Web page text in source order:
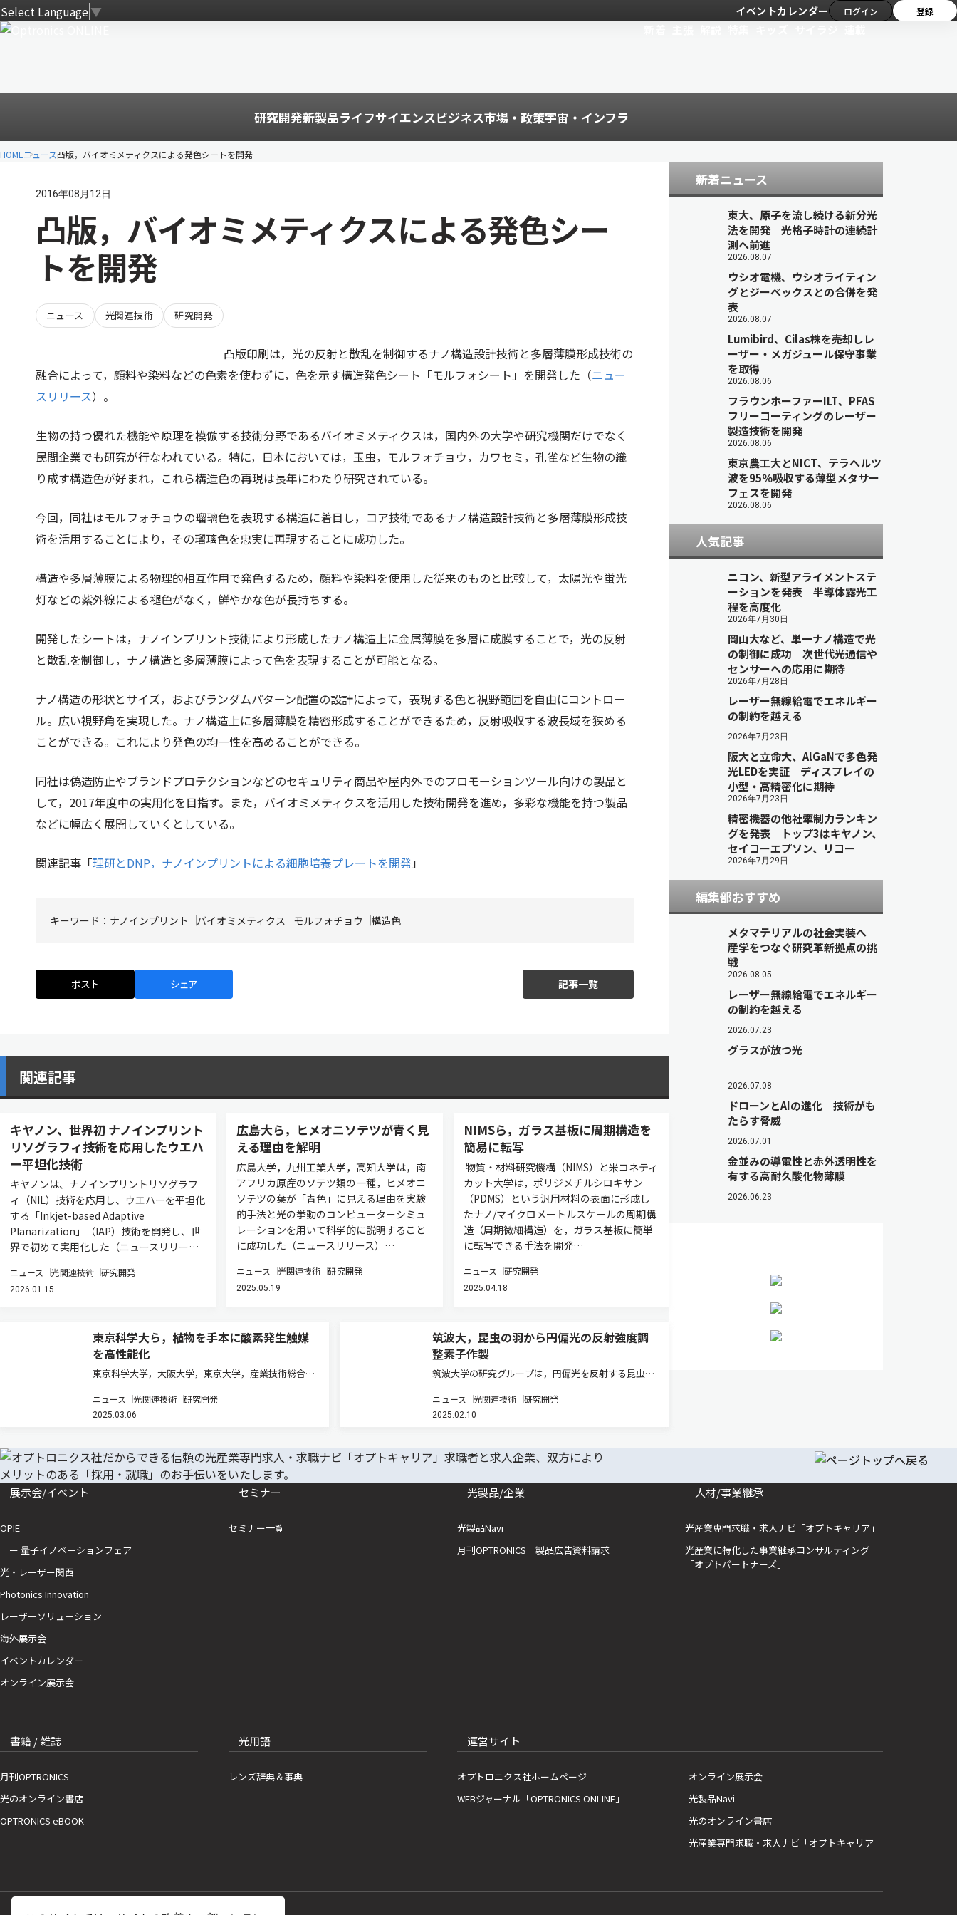
Select Language▼ イベントカレンダー ログイン 登録
研究開発新製品ライフサイエンスビジネス市場・政策宇宙・インフラ
HOMEニュース凸版，バイオミメティクスによる発色シートを開発
2016年08月12日
凸版，バイオミメティクスによる発色シー
トを開発
ニュース 光関連技術 研究開発
凸版印刷は，光の反射と散乱を制御するナノ構造設計技術と多層薄膜形成技術の
融合によって，顔料や染料などの色素を使わずに，色を示す構造発色シート「モルフォシート」を開発した（ニュー
スリリース）。
生物の持つ優れた機能や原理を模倣する技術分野であるバイオミメティクスは，国内外の大学や研究機関だけでなく
民間企業でも研究が行なわれている。特に，日本においては，玉虫，モルフォチョウ，カワセミ，孔雀など生物の織
り成す構造色が好まれ，これら構造色の再現は長年にわたり研究されている。
今回，同社はモルフォチョウの瑠璃色を表現する構造に着目し，コア技術であるナノ構造設計技術と多層薄膜形成技
術を活用することにより，その瑠璃色を忠実に再現することに成功した。
構造や多層薄膜による物理的相互作用で発色するため，顔料や染料を使用した従来のものと比較して，太陽光や蛍光
灯などの紫外線による褪色がなく，鮮やかな色が長持ちする。
開発したシートは，ナノインプリント技術により形成したナノ構造上に金属薄膜を多層に成膜することで，光の反射
と散乱を制御し，ナノ構造と多層薄膜によって色を表現することが可能となる。
ナノ構造の形状とサイズ，およびランダムパターン配置の設計によって，表現する色と視野範囲を自由にコントロー
ル。広い視野角を実現した。ナノ構造上に多層薄膜を精密形成することができるため，反射吸収する波長域を狭める
ことができる。これにより発色の均一性を高めることができる。
同社は偽造防止やブランドプロテクションなどのセキュリティ商品や屋内外でのプロモーションツール向けの製品と
して，2017年度中の実用化を目指す。また，バイオミメティクスを活用した技術開発を進め，多彩な機能を持つ製品
などに幅広く展開していくとしている。
関連記事「理研とDNP，ナノインプリントによる細胞培養プレートを開発」
キーワード： ナノインプリント バイオミメティクス モルフォチョウ 構造色
ポスト シェア 記事一覧
関連記事
キヤノン、世界初 ナノインプリント
リソグラフィ技術を応用したウエハ
ー平坦化技術
キヤノンは、ナノインプリントリソグラフ
ィ（NIL）技術を応用し、ウエハーを平坦化
する「Inkjet-based Adaptive
Planarization」（IAP）技術を開発し、世
界で初めて実用化した（ニュースリリー…
ニュース 光関連技術 研究開発
2026.01.15
広島大ら，ヒメオニソテツが青く見
える理由を解明
広島大学，九州工業大学，高知大学は，南
アフリカ原産のソテツ類の一種，ヒメオニ
ソテツの葉が「青色」に見える理由を実験
的手法と光の挙動のコンピューターシミュ
レーションを用いて科学的に説明すること
に成功した（ニュースリリース）…
ニュース 光関連技術 研究開発
2025.05.19
NIMSら，ガラス基板に周期構造を
簡易に転写
物質・材料研究機構（NIMS）と米コネティ
カット大学は，ポリジメチルシロキサン
（PDMS）という汎用材料の表面に形成し
たナノ/マイクロメートルスケールの周期構
造（周期微細構造）を，ガラス基板に簡単
に転写できる手法を開発…
ニュース 研究開発
2025.04.18
東京科学大ら，植物を手本に酸素発生触媒
を高性能化
東京科学大学，大阪大学，東京大学，産業技術総合研
る鉄イオンを持ち，②水溶液中で駆動可能で，③高い
耐久性と反応速度を示す酸素発生触媒を得ることに初
ニュース 光関連技術 研究開発
2025.03.06
筑波大，昆虫の羽から円偏光の反射強度調
整素子作製
筑波大学の研究グループは，円偏光を反射する昆虫
ポリアニリンをコーティングし，ポリアニリンの酸化
と還元による発色の変化と，昆虫のもつ円偏光反射特
ニュース 光関連技術 研究開発
2025.02.10
新着ニュース
東大、原子を流し続ける新分光
法を開発 光格子時計の連続計
測へ前進
2026.08.07
ウシオ電機、ウシオライティン
グとジーベックスとの合併を発
表
2026.08.07
Lumibird、Cilas株を売却しレ
ーザー・メガジュール保守事業
を取得
2026.08.06
フラウンホーファーILT、PFAS
フリーコーティングのレーザー
製造技術を開発
2026.08.06
東京農工大とNICT、テラヘルツ
波を95％吸収する薄型メタサー
フェスを開発
2026.08.06
人気記事
ニコン、新型アライメントステ
ーションを発表 半導体露光工
程を高度化
2026年7月30日
岡山大など、単一ナノ構造で光
の制御に成功 次世代光通信や
センサーへの応用に期待
2026年7月28日
レーザー無線給電でエネルギー
の制約を越える
2026年7月23日
阪大と立命大、AlGaNで多色発
光LEDを実証 ディスプレイの
小型・高精密化に期待
2026年7月23日
精密機器の他社牽制力ランキン
グを発表 トップ3はキヤノン、
セイコーエプソン、リコー
2026年7月29日
編集部おすすめ
メタマテリアルの社会実装へ
産学をつなぐ研究革新拠点の挑
戦
2026.08.05
レーザー無線給電でエネルギー
の制約を越える
2026.07.23
グラスが放つ光
2026.07.08
ドローンとAIの進化 技術がも
たらす脅威
2026.07.01
金並みの導電性と赤外透明性を
有する高耐久酸化物薄膜
2026.06.23
展示会/イベント
OPIE
ー 量子イノベーションフェア
光・レーザー関西
Photonics Innovation
レーザーソリューション
海外展示会
イベントカレンダー
オンライン展示会
セミナー
セミナー一覧
光製品/企業
光製品Navi
月刊OPTRONICS 製品広告資料請求
人材/事業継承
光産業専門求職・求人ナビ「オプトキャリア」
光産業に特化した事業継承コンサルティング
「オプトパートナーズ」
書籍 / 雑誌
月刊OPTRONICS
光のオンライン書店
OPTRONICS eBOOK
光用語
レンズ辞典＆事典
運営サイト
オプトロニクス社ホームページ
WEBジャーナル「OPTRONICS ONLINE」
オンライン展示会
光製品Navi
光のオンライン書店
光産業専門求職・求人ナビ「オプトキャリア」